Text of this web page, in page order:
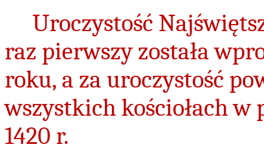
Uroczystość
raz pierwszy została
roku, a za uroczystość
wszystkich kościołach
1420 r.